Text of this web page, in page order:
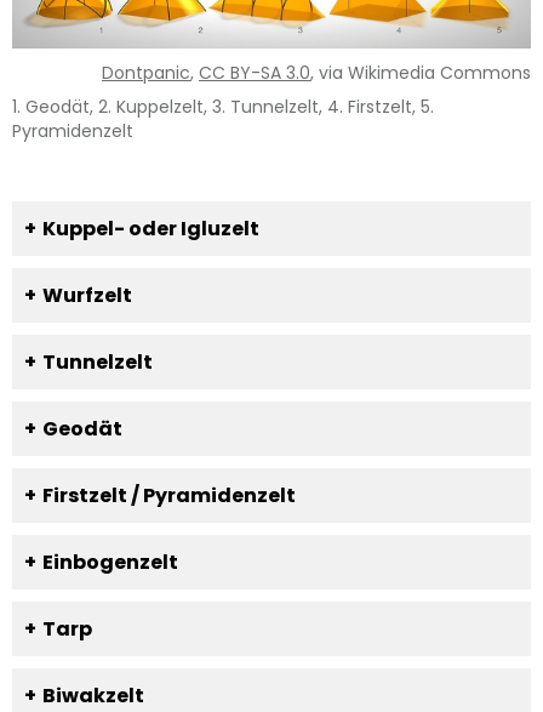
Dontpanic, CC BY-SA 3.0, via Wikimedia Commons
1. Geodät, 2. Kuppelzelt, 3. Tunnelzelt, 4. Firstzelt, 5.
Pyramidenzelt
Kuppel- oder Igluzelt
Wurfzelt
Tunnelzelt
Geodät
Firstzelt / Pyramidenzelt
Einbogenzelt
Tarp
Biwakzelt